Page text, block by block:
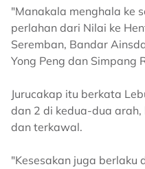
"Manakala menghala ke
perlahan dari Nilai ke
Seremban, Bandar
Yong Peng dan Simpang
Jurucakap itu berkata
dan 2 di kedua-dua
dan terkawal.
"Kesesakan juga berlaku